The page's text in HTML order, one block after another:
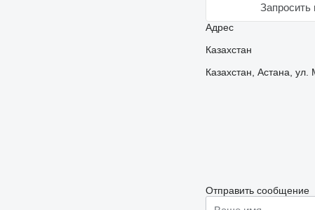
Запросить
Адрес
Казахстан
Казахстан, Астана,
Отправить сообщение